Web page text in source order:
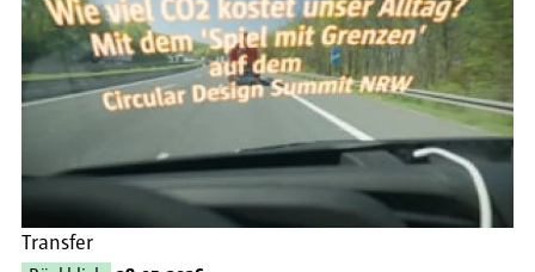
Transfer